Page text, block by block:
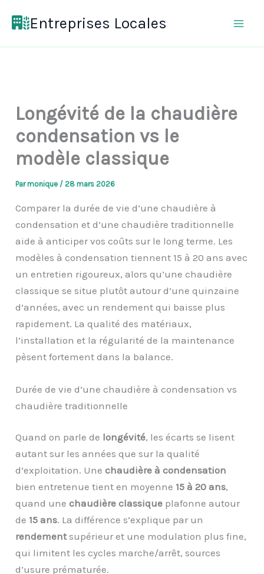
Entreprises Locales
Longévité de la chaudière
condensation vs le
modèle classique
Parmonique /28 mars 2026
Comparer la durée de vie d’une chaudière à
condensation et d’une chaudière traditionnelle
aide à anticiper vos coûts sur le long terme. Les
modèles à condensation tiennent 15 à 20 ans avec
un entretien rigoureux, alors qu’une chaudière
classique se situe plutôt autour d’une quinzaine
d’années, avec un rendement qui baisse plus
rapidement. La qualité des matériaux,
l’installation et la régularité de la maintenance
pèsent fortement dans la balance.
Durée de vie d’une chaudière à condensation vs
chaudière traditionnelle
Quand on parle de longévité, les écarts se lisent
autant sur les années que sur la qualité
d’exploitation. Unechaudière à condensation
bien entretenue tient en moyenne 15 à 20 ans,
quand unechaudière classique plafonne autour
de 15 ans. La différence s’explique par un
rendementsupérieur et une modulation plus fine,
qui limitent les cycles marche/arrêt, sources
d’usure prématurée.